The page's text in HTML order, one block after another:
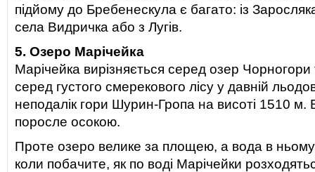
підйому до Бребенескула є багато: із
села Видричка або з Лугів.
5. Озеро Марічейка
Марічейка вирізняється серед озер
серед густого смерекового лісу у давній
неподалік гори Шурин-Гропа на висоті 1510 м.
поросле осокою.
Проте озеро велике за площею, а вода в
коли побачите, як по воді Марічейки